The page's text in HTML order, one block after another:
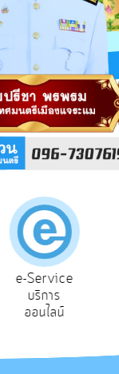
e-Service
บริการ
ออนไลน์